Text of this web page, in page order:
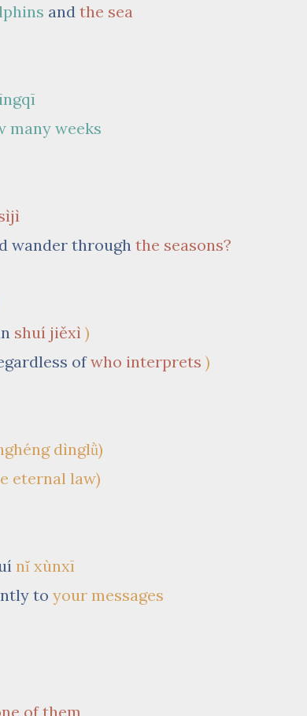
and the sea
many weeks
wander through the seasons?
shuí jiěxì )
of who interprets )
dìnglǜ)
eternal law)
nǐ xùnxī
toyour messages
of them